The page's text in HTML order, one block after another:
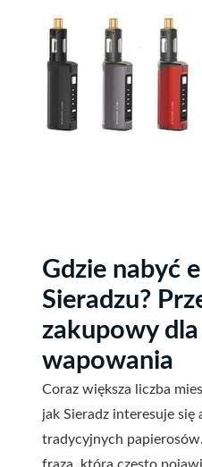
Gdzie nabyć
Sieradzu?
zakupowy
wapowania
Coraz większa liczba
jak Sieradz interesuje
tradycyjnych